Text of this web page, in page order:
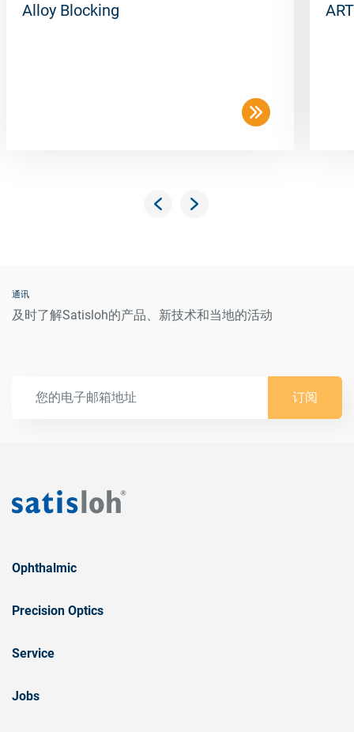
Alloy Blocking
通讯
及时了解Satisloh的产品、新技术和当地的活动
订阅
Ophthalmic
Precision Optics
Service
Jobs